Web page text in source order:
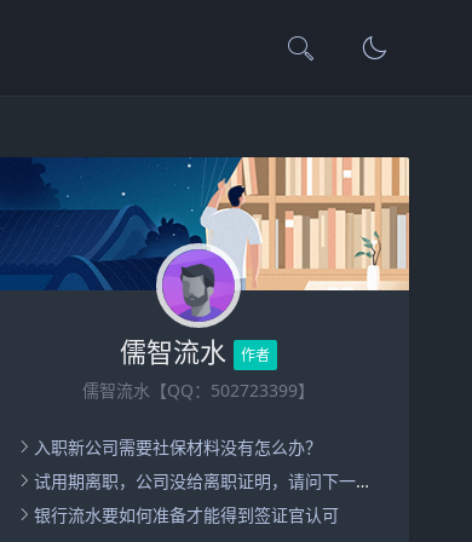
儒智流水 作者
儒智流水【QQ：502723399】
入职新公司需要社保材料没有怎么办？
试用期离职，公司没给离职证明，请问下一家公司入职怎么办呢？
银行流水要如何准备才能得到签证官认可